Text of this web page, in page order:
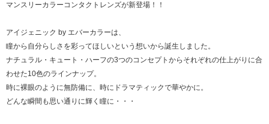
マンスリーカラーコンタクトレンズが新登場！！
アイジェニック by エバーカラーは、
瞳から自分らしさを彩ってほしいという想いから誕生しました。
ナチュラル・キュート・ハーフの3つのコンセプトからそれぞれの仕上がりに合
わせた10色のラインナップ。
時に裸眼のように無防備に、時にドラマティックで華やかに。
どんな瞬間も思い通りに輝く瞳に・・・